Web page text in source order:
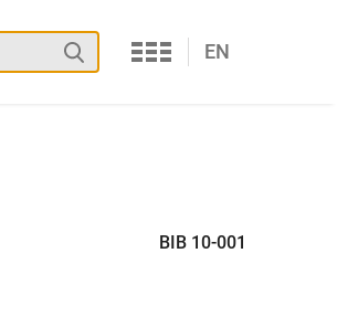
Suchen
Services
EN
BIB 10-001